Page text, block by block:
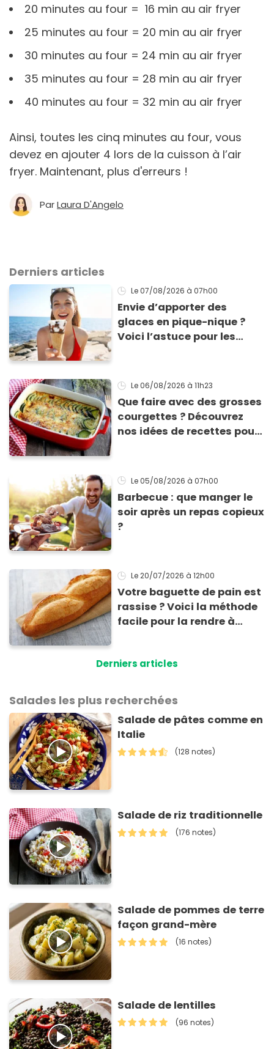
20 minutes au four = 16 min au air fryer
25 minutes au four = 20 min au air fryer
30 minutes au four = 24 min au air fryer
35 minutes au four = 28 min au air fryer
40 minutes au four = 32 min au air fryer
Ainsi, toutes les cinq minutes au four, vous
devez en ajouter 4 lors de la cuisson à l’air
fryer. Maintenant, plus d'erreurs !
ParLaura D'Angelo
Derniers articles
Le 07/08/2026 à 07h00
Envie d’apporter des
glaces en pique-nique ?
Voici l’astuce pour les
ne fondent !
Le 06/08/2026 à 11h23
Que faire avec des grosses
courgettes ? Découvrez
nos idées de recettes pour
Le 05/08/2026 à 07h00
Barbecue : que manger le
soir après un repas copieux
?
Le 20/07/2026 à 12h00
Votre baguette de pain est
rassise ? Voici la méthode
facile pour la rendre à
Derniers articles
Salades les plus recherchées
Salade de pâtes comme en
Italie
(128 notes)
Salade de riz traditionnelle
(176 notes)
Salade de pommes de terre
façon grand-mère
(16 notes)
Salade de lentilles
(96 notes)